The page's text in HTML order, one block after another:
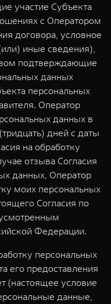
участие Субъекта
с Оператором
договора, условное
иные сведения),
подтверждающие
данных
персональных
Оператор
данных в
дней с даты
на обработку
отзыва Согласия
данных, Оператор
моих персональных
Согласия по
Федерации.
персональных
его предоставления
(настоящее условие
данные,